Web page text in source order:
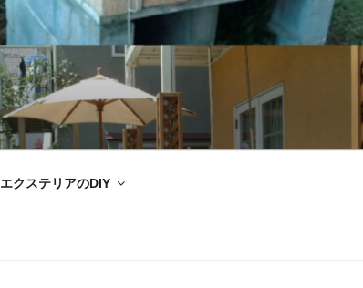
エクステリアのDIY